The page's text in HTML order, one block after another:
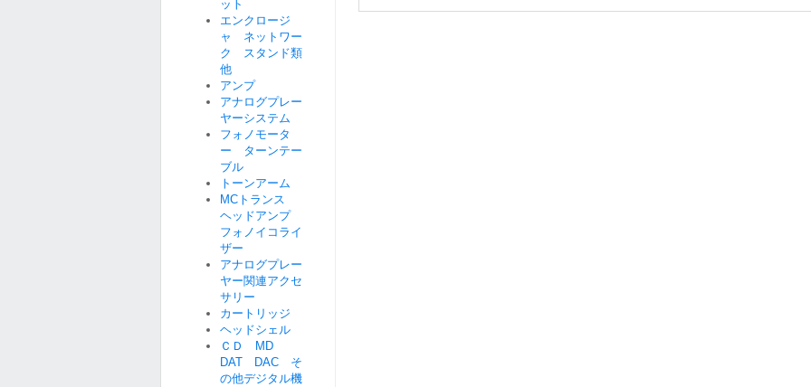
ット
エンクロージ
ャ ネットワー
ク スタンド類
他
アンプ
アナログプレー
ヤーシステム
フォノモータ
ー ターンテー
ブル
トーンアーム
MCトランス
ヘッドアンプ
フォノイコライ
ザー
アナログプレー
ヤー関連アクセ
サリー
カートリッジ
ヘッドシェル
ＣＤ MD
DAT DAC そ
の他デジタル機